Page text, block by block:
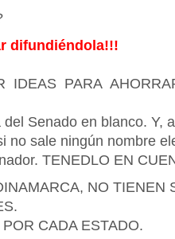
difundiéndola!!!
PARA
Senado en blanco. Y,
no sale ningún nombre
TENEDLO EN
NO TIENEN
CADA ESTADO.